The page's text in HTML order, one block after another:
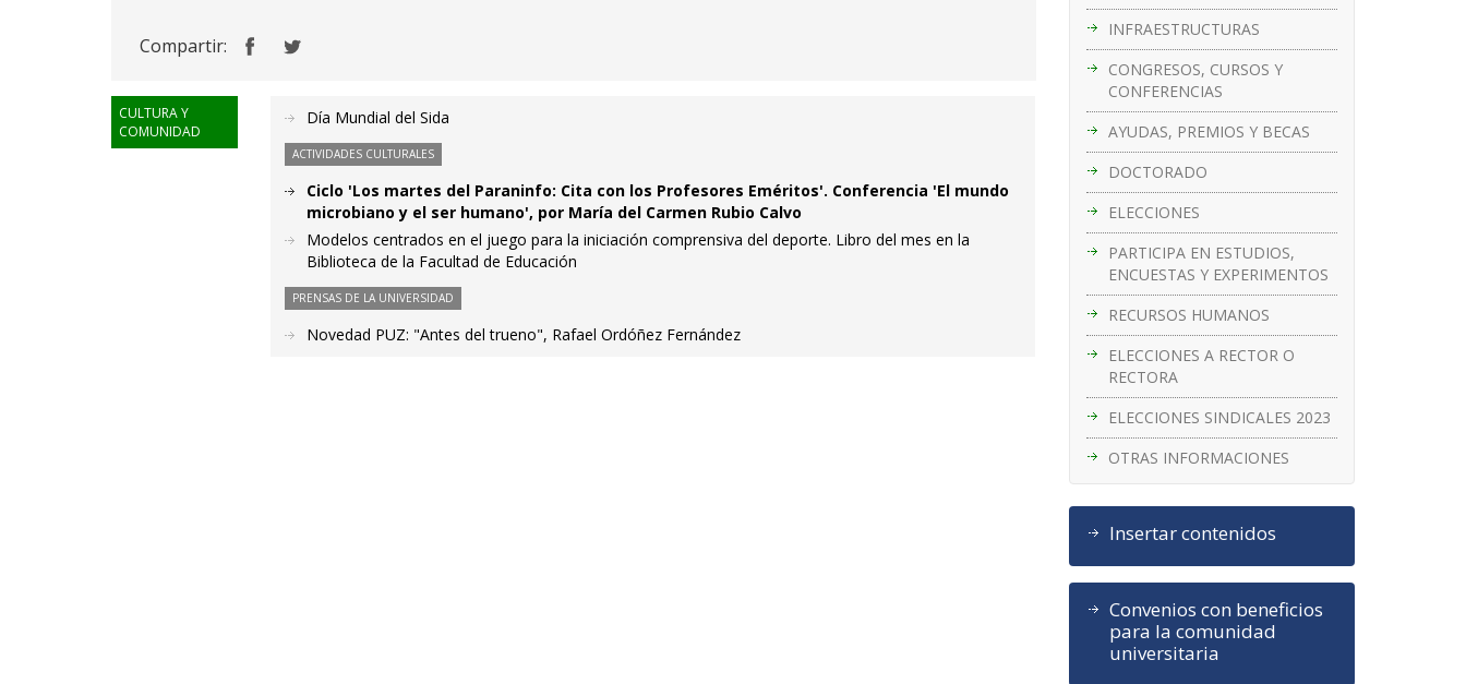
INFRAESTRUCTURAS
CONGRESOS, CURSOS Y
CONFERENCIAS
AYUDAS, PREMIOS Y BECAS
DOCTORADO
ELECCIONES
PARTICIPA EN ESTUDIOS,
ENCUESTAS Y EXPERIMENTOS
RECURSOS HUMANOS
ELECCIONES A RECTOR O
RECTORA
ELECCIONES SINDICALES 2023
OTRAS INFORMACIONES
Insertar contenidos
Convenios con beneficios
para la comunidad
universitaria
Compartir:
CULTURA Y
COMUNIDAD
Día Mundial del Sida
ACTIVIDADES CULTURALES
Ciclo 'Los martes del Paraninfo: Cita con los Profesores Eméritos'. Conferencia 'El mundo
microbiano y el ser humano', por María del Carmen Rubio Calvo
Modelos centrados en el juego para la iniciación comprensiva del deporte. Libro del mes en la
Biblioteca de la Facultad de Educación
PRENSAS DE LA UNIVERSIDAD
Novedad PUZ: "Antes del trueno", Rafael Ordóñez Fernández